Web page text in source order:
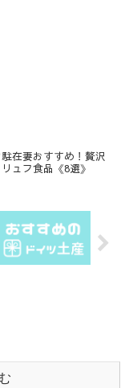
駐在妻おすすめ！贅沢
ュフ食品《8選》